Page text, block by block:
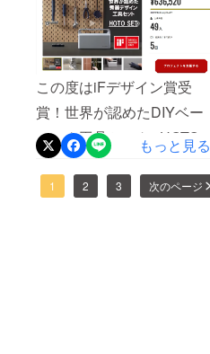
きたいと思います。ネイル
ハンマーには、ヘッド先端
に釘を収められるスペース
があり、内蔵の磁石で釘を
固定できるため、片手で簡
単に釘打ちが可能です。両
や、高所へ釘を打ちたいと
この度はiFデザイン賞受
賞！世界が認めたDIYベー
シック工具セット "HOTO
SET"にご支援頂き誠にあり
がとうございます！皆様の
もっと見る
1 2 3 次のページ